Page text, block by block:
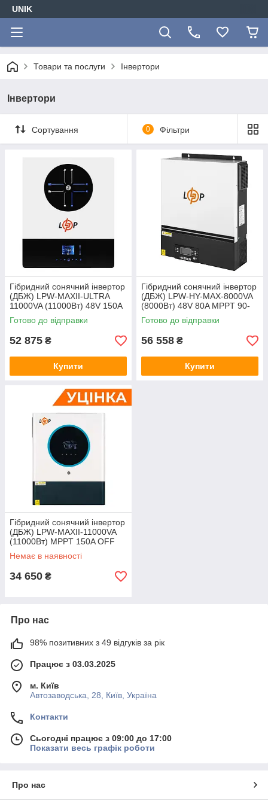
UNIK
Товари та послуги Інвертори
Інвертори
Сортування 0 Фільтри
Гібридний сонячний інвертор
(ДБЖ) LPW-MAXII-ULTRA
11000VA (11000Вт) 48V 150A
MPPT 90-450V ON-OFF GRID
Уцінка
Готово до відправки
52 875 ₴
Купити
Гібридний сонячний інвертор
(ДБЖ) LPW-HY-MAX-8000VA
(8000Вт) 48V 80A MPPT 90-
450V Уцінка
Готово до відправки
56 558 ₴
Купити
Гібридний сонячний інвертор
(ДБЖ) LPW-MAXII-11000VA
(11000Вт) MPPT 150A OFF
GRID Уцінка
Немає в наявності
34 650 ₴
Про нас
98% позитивних з 49 відгуків за рік
Працює з 03.03.2025
м. Київ
Автозаводська, 28, Київ, Україна
Контакти
Сьогодні працює з 09:00 до 17:00
Показати весь графік роботи
Про нас